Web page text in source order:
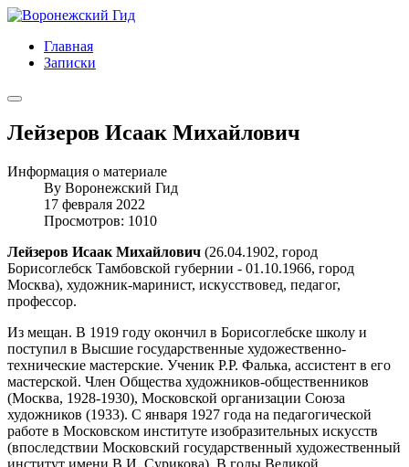
Главная
Записки
Лейзеров Исаак Михайлович
Информация о материале
By Воронежский Гид
17 февраля 2022
Просмотров: 1010
Лейзеров Исаак Михайлович (26.04.1902, город
Борисоглебск Тамбовской губернии - 01.10.1966, город
Москва), художник-маринист, искусствовед, педагог,
профессор.
Из мещан. В 1919 году окончил в Борисоглебске школу и
поступил в Высшие государственные художественно-
технические мастерские. Ученик Р.Р. Фалька, ассистент в его
мастерской. Член Общества художников-общественников
(Москва, 1928-1930), Московской организации Союза
художников (1933). С января 1927 года на педагогической
работе в Московском институте изобразительных искусств
(впоследствии Московский государственный художественный
институт имени В.И. Сурикова). В годы Великой